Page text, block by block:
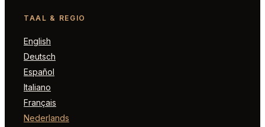
TAAL & REGIO
English
Deutsch
Español
Italiano
Français
Nederlands